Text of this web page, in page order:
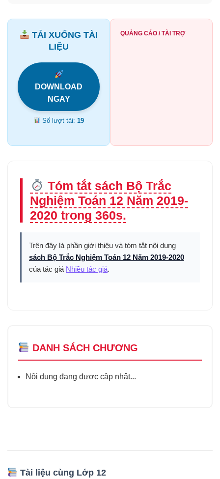
TẢI XUỐNG TÀI
LIỆU
DOWNLOAD
NGAY
Số lượt tải: 19
QUẢNG CÁO / TÀI TRỢ
Tóm tắt sách Bộ Trắc
Nghiệm Toán 12 Năm 2019-
2020 trong 360s.
Trên đây là phần giới thiệu và tóm tắt nội dung
sách Bộ Trắc Nghiệm Toán 12 Năm 2019-2020
của tác giả Nhiều tác giả.
DANH SÁCH CHƯƠNG
Nội dung đang được cập nhật...
Tài liệu cùng Lớp 12